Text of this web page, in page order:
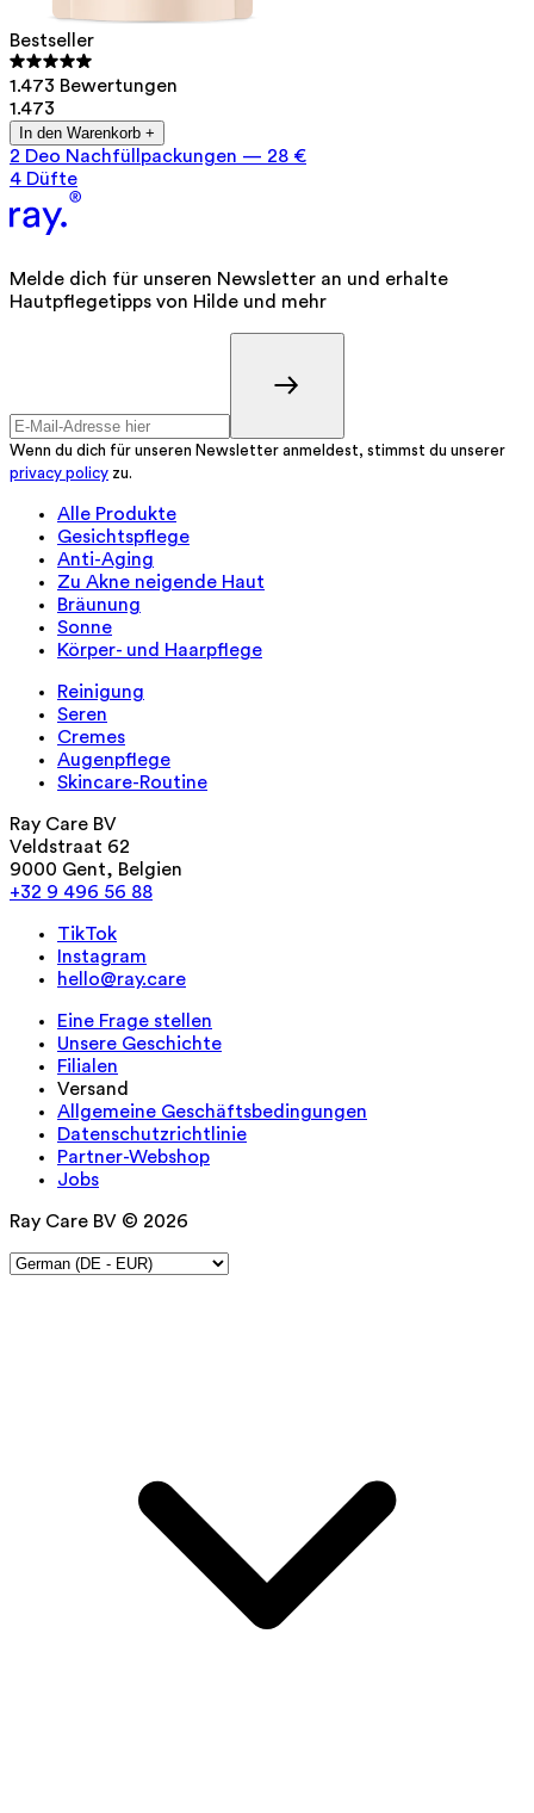
Bestseller
1.473 Bewertungen
1.473
In den Warenkorb +
2 Deo Nachfüllpackungen — 28 €
4 Düfte
Melde dich für unseren Newsletter an und erhalte
Hautpflegetipps von Hilde und mehr
Wenn du dich für unseren Newsletter anmeldest, stimmst du unserer
privacy policy zu.
Alle Produkte
Gesichtspflege
Anti-Aging
Zu Akne neigende Haut
Bräunung
Sonne
Körper- und Haarpflege
Reinigung
Seren
Cremes
Augenpflege
Skincare-Routine
Ray Care BV
Veldstraat 62
9000 Gent, Belgien
+32 9 496 56 88
TikTok
Instagram
hello@ray.care
Eine Frage stellen
Unsere Geschichte
Filialen
Versand
Allgemeine Geschäftsbedingungen
Datenschutzrichtlinie
Partner-Webshop
Jobs
Ray Care BV © 2026